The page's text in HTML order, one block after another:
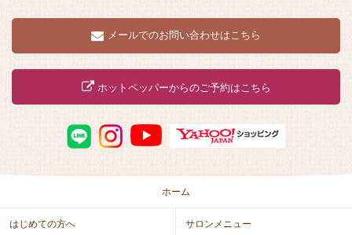
メールでのお問い合わせはこちら
ホットペッパーからのご予約はこちら
ホーム
はじめての方へ サロンメニュー